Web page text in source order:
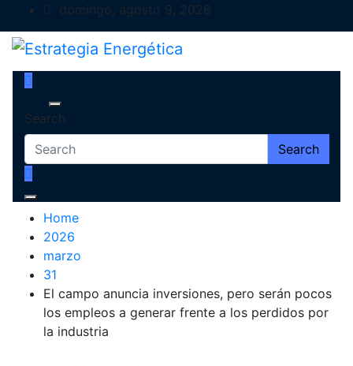
to
content
domingo, agosto 9, 2026
Estrategia Energética
Magazine de Debate
Search
Search
Home
2026
marzo
31
El campo anuncia inversiones, pero serán pocos
los empleos a generar frente a los perdidos por
la industria